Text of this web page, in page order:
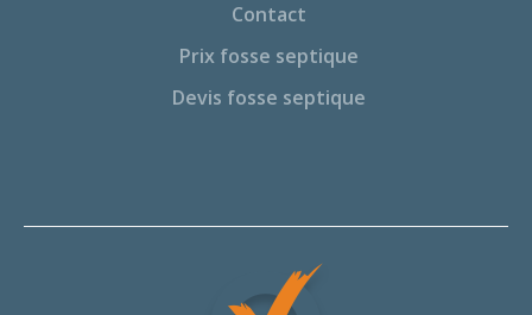
Contact
Prix fosse septique
Devis fosse septique